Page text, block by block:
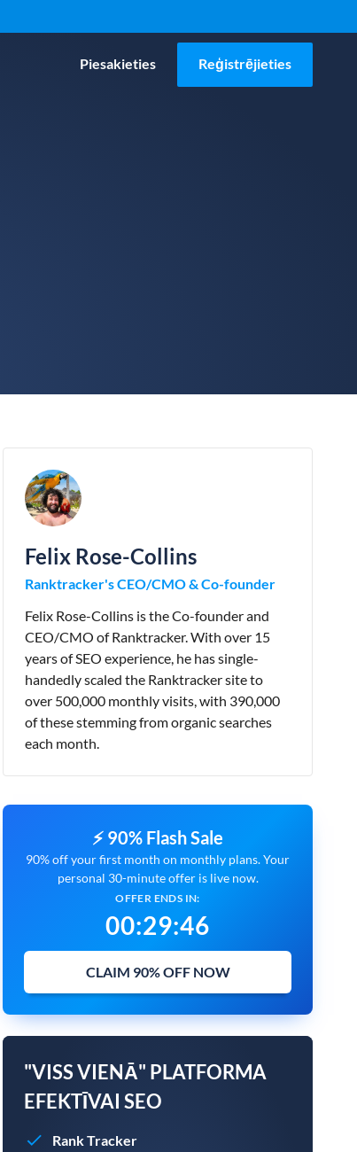
Piesakieties Reģistrējieties
Felix Rose-Collins
Ranktracker's CEO/CMO & Co-founder
Felix Rose-Collins is the Co-founder and
CEO/CMO of Ranktracker. With over 15
years of SEO experience, he has single-
handedly scaled the Ranktracker site to
over 500,000 monthly visits, with 390,000
of these stemming from organic searches
each month.
⚡ 90% Flash Sale
90% off your first month on monthly plans. Your
personal 30-minute offer is live now.
OFFER ENDS IN:
00:29:45
CLAIM 90% OFF NOW
"VISS VIENĀ" PLATFORMA
EFEKTĪVAI SEO
Rank Tracker